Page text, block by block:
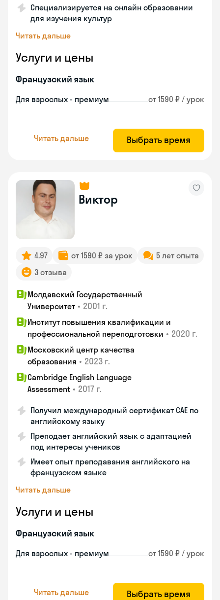
Специализируется на онлайн образовании
для изучения культур
Читать дальше
Услуги и цены
Французский язык
Для взрослых - премиум от 1590 ₽ / урок
Читать дальше Выбрать время
Виктор
4.97 от 1590 ₽ за урок
5 лет опыта
3 отзыва
Молдавский Государственный
Университет • 2001 г.
Институт повышения квалификации и
профессиональной переподготовки • 2020 г.
Московский центр качества
образования • 2023 г.
Cambridge English Language
Assessment • 2017 г.
Получил международный сертификат CAE по
английскому языку
Преподает английский язык с адаптацией
под интересы учеников
Имеет опыт преподавания английского на
французском языке
Читать дальше
Услуги и цены
Французский язык
Для взрослых - премиум от 1590 ₽ / урок
Читать дальше Выбрать время